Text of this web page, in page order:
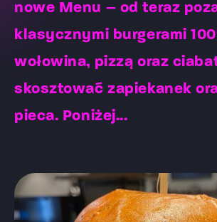
nowe Menu – od teraz
klasycznymi burgerami
wołowina, pizzą oraz
skosztować zapiekanek
pieca. Poniżej...